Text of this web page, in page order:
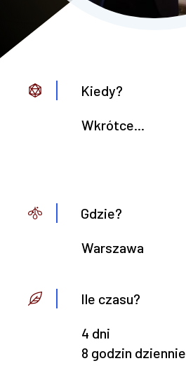
Kiedy?
Wkrótce...
Gdzie?
Warszawa
Ile czasu?
4 dni
8 godzin dziennie